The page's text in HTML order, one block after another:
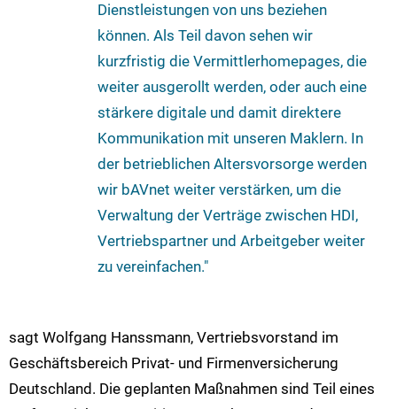
Dienstleistungen von uns beziehen
können. Als Teil davon sehen wir
kurzfristig die Vermittlerhomepages, die
weiter ausgerollt werden, oder auch eine
stärkere digitale und damit direktere
Kommunikation mit unseren Maklern. In
der betrieblichen Altersvorsorge werden
wir bAVnet weiter verstärken, um die
Verwaltung der Verträge zwischen HDI,
Vertriebspartner und Arbeitgeber weiter
zu vereinfachen."
sagt Wolfgang Hanssmann, Vertriebsvorstand im
Geschäftsbereich Privat- und Firmenversicherung
Deutschland. Die geplanten Maßnahmen sind Teil eines